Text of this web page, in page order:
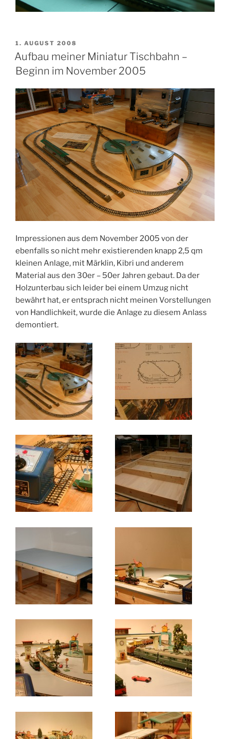
VERÖFFENTLICHT
AM
1. AUGUST 2008
Aufbau meiner Miniatur Tischbahn –
Beginn im November 2005
Impressionen aus dem November 2005 von der
ebenfalls so nicht mehr existierenden knapp 2,5 qm
kleinen Anlage, mit Märklin, Kibri und anderem
Material aus den 30er – 50er Jahren gebaut. Da der
Holzunterbau sich leider bei einem Umzug nicht
bewährt hat, er entsprach nicht meinen Vorstellungen
von Handlichkeit, wurde die Anlage zu diesem Anlass
demontiert.